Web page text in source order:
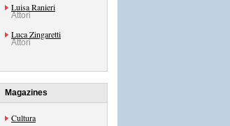
Luisa Ranieri
Attori
Luca Zingaretti
Attori
Magazines
Cultura